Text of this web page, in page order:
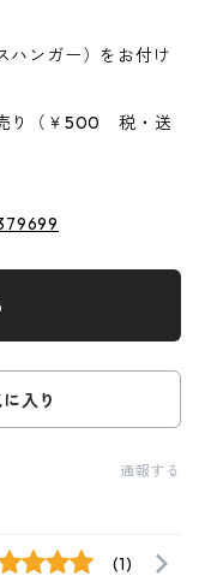
ハンガー）をお付け
り（￥500 税・送
入り
通報する
(1)